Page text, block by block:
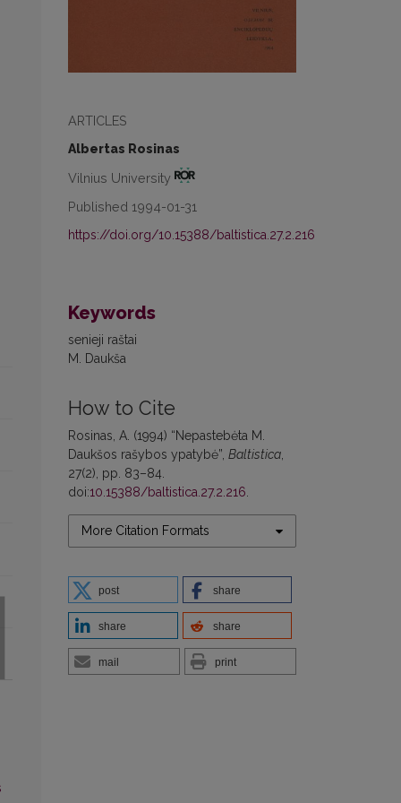
ARTICLES
Albertas Rosinas
Vilnius University
Published 1994-01-31
https://doi.org/10.15388/baltistica.27.2.216
Keywords
senieji raštai
M. Daukša
How to Cite
Rosinas, A. (1994) “Nepastebėta M.
Daukšos rašybos ypatybė”, Baltistica
27(2), pp. 83–84.
doi:10.15388/baltistica.27.2.216
More Citation Formats
post share
share share
mail print